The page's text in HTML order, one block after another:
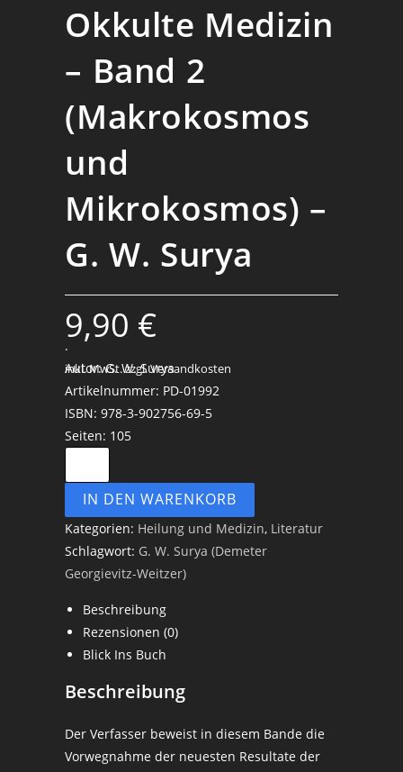
Okkulte Medizin
– Band 2
(Makrokosmos
und
Mikrokosmos) –
G. W. Surya
9,90 €
inkl. MwSt.zzgl. Versandkosten
.
Autor: G. W. Surya
Artikelnummer: PD-01992
ISBN: 978-3-902756-69-5
Seiten: 105
IN DEN WARENKORB
Kategorien: Heilung und Medizin, Literatur
Schlagwort: G. W. Surya (Demeter
Georgievitz-Weitzer)
Beschreibung
Rezensionen (0)
Blick Ins Buch
Beschreibung
Der Verfasser beweist in diesem Bande die
Vorwegnahme der neuesten Resultate der